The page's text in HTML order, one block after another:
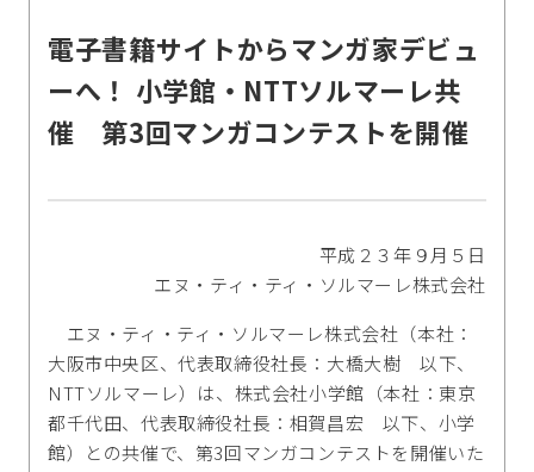
電子書籍サイトからマンガ家デビュ
ーへ！ 小学館・NTTソルマーレ共
催 第3回マンガコンテストを開催
平成２３年９月５日
エヌ・ティ・ティ・ソルマーレ株式会社
エヌ・ティ・ティ・ソルマーレ株式会社（本社：
大阪市中央区、代表取締役社長：大橋大樹 以下、
NTTソルマーレ）は、株式会社小学館（本社：東京
都千代田、代表取締役社長：相賀昌宏 以下、小学
館）との共催で、第3回マンガコンテストを開催いた